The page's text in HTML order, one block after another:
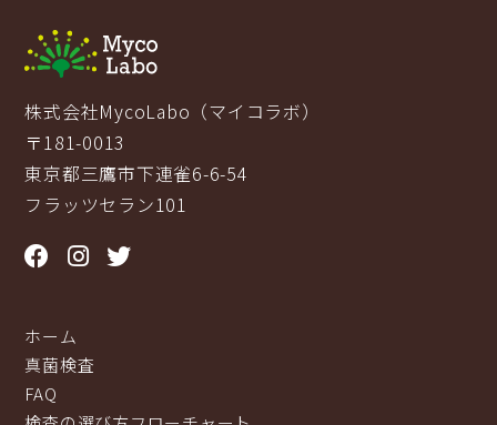
株式会社MycoLabo（マイコラボ）
〒181-0013
東京都三鷹市下連雀6-6-54
フラッツセラン101
ホーム
真菌検査
FAQ